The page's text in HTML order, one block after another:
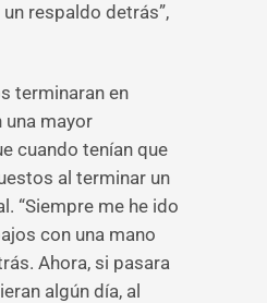
respaldo detrás”,
terminaran en
una mayor
cuando tenían que
al terminar un
“Siempre me he ido
con una mano
Ahora, si pasara
algún día, al